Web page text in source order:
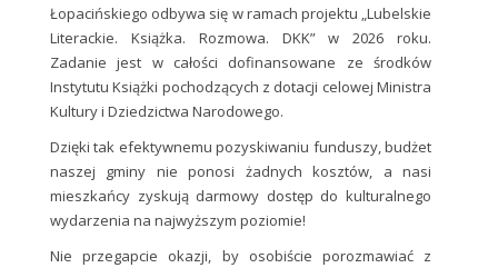
Łopacińskiego odbywa się w ramach projektu „Lubelskie
Literackie. Książka. Rozmowa. DKK” w 2026 roku.
Zadanie jest w całości dofinansowane ze środków
Instytutu Książki pochodzących z dotacji celowej Ministra
Kultury i Dziedzictwa Narodowego.
Dzięki tak efektywnemu pozyskiwaniu funduszy, budżet
naszej gminy nie ponosi żadnych kosztów, a nasi
mieszkańcy zyskują darmowy dostęp do kulturalnego
wydarzenia na najwyższym poziomie!
Nie przegapcie okazji, by osobiście porozmawiać z